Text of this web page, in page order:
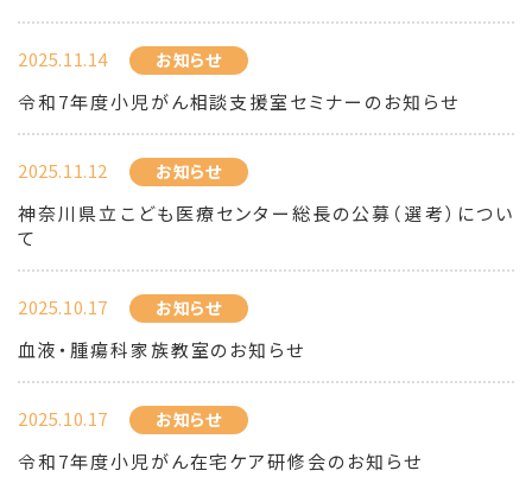
2025.11.14 お知らせ
令和7年度小児がん相談支援室セミナーのお知らせ
2025.11.12 お知らせ
神奈川県立こども医療センター総長の公募（選考）につい
て
2025.10.17 お知らせ
血液・腫瘍科家族教室のお知らせ
2025.10.17 お知らせ
令和7年度小児がん在宅ケア研修会のお知らせ